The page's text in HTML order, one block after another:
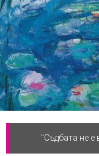
"Съдбата не е